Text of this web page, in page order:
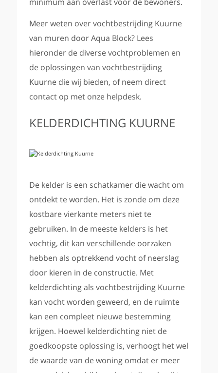
Meer weten over vochtbestrijding Kuurne
van muren door Aqua Block? Lees
hieronder de diverse vochtproblemen en
de oplossingen van vochtbestrijding
Kuurne die wij bieden, of neem direct
contact op met onze helpdesk.
KELDERDICHTING KUURNE
De kelder is een schatkamer die wacht om
ontdekt te worden. Het is zonde om deze
kostbare vierkante meters niet te
gebruiken. In de meeste kelders is het
vochtig, dit kan verschillende oorzaken
hebben als optrekkend vocht of neerslag
door kieren in de constructie. Met
kelderdichting als vochtbestrijding Kuurne
kan vocht worden geweerd, en de ruimte
kan een compleet nieuwe bestemming
krijgen. Hoewel kelderdichting niet de
goedkoopste oplossing is, verhoogt het wel
de waarde van de woning omdat er meer